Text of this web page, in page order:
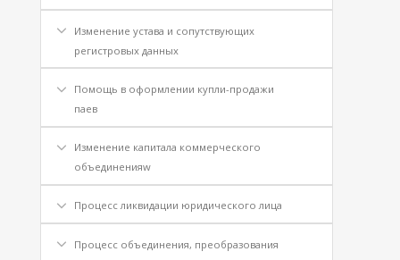
Изменение устава и сопутствующих
регистровых данных
Помощь в оформлении купли-продажи
паев
Изменение капитала коммерческого
объединенияw
Процесс ликвидации юридического лица
Процесс объединения, преобразования